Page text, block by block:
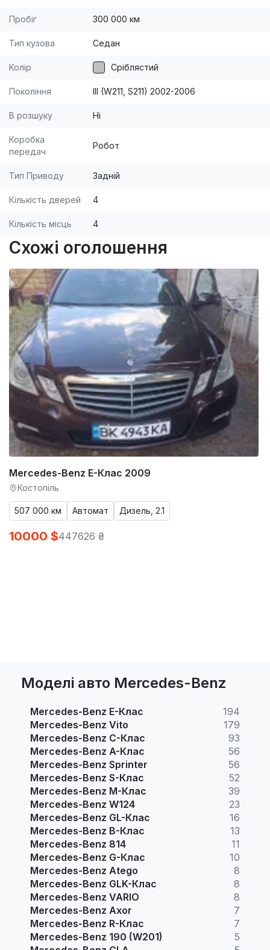
Пробіг 300 000 км
Тип кузова Седан
Колір Сріблястий
Покоління III (W211, S211) 2002-2006
В розшуку Ні
Коробка
передач
Робот
Тип Приводу Задній
Кількість дверей 4
Кількість місць 4
Схожі оголошення
Mercedes-Benz E-Клас 2009
Костопіль
507 000 км Автомат Дизель, 2.1
10000 $447626 ₴
Моделі авто Mercedes-Benz
Mercedes-Benz E-Клас
194
Mercedes-Benz Vito
179
Mercedes-Benz C-Клас
93
Mercedes-Benz A-Клас
56
Mercedes-Benz Sprinter
56
Mercedes-Benz S-Клас
52
Mercedes-Benz M-Клас
39
Mercedes-Benz W124
23
Mercedes-Benz GL-Клас
16
Mercedes-Benz B-Клас
13
Mercedes-Benz 814
11
Mercedes-Benz G-Клас
10
Mercedes-Benz Atego
8
Mercedes-Benz GLK-Клас
8
Mercedes-Benz VARIO
8
Mercedes-Benz Axor
7
Mercedes-Benz R-Клас
7
Mercedes-Benz 190 (W201)
5